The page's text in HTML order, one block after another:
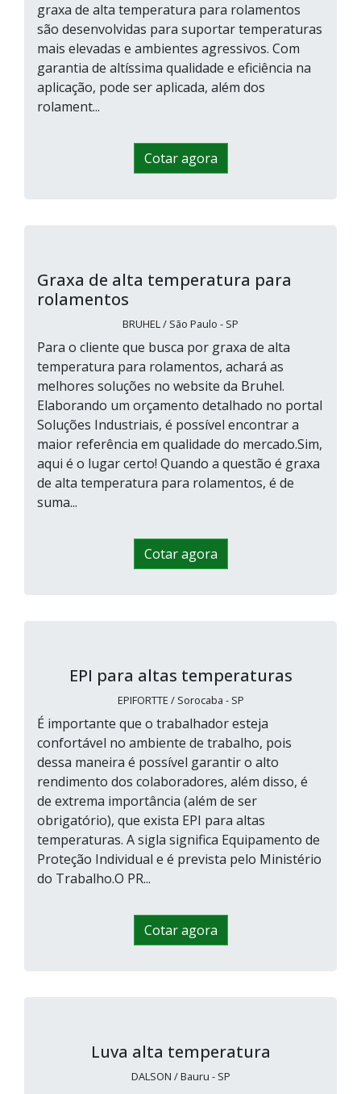
graxa de alta temperatura para rolamentos
são desenvolvidas para suportar temperaturas
mais elevadas e ambientes agressivos. Com
garantia de altíssima qualidade e eficiência na
aplicação, pode ser aplicada, além dos
rolament...
Cotar agora
Graxa de alta temperatura para
rolamentos
BRUHEL / São Paulo - SP
Para o cliente que busca por graxa de alta
temperatura para rolamentos, achará as
melhores soluções no website da Bruhel.
Elaborando um orçamento detalhado no portal
Soluções Industriais, é possível encontrar a
maior referência em qualidade do mercado.Sim,
aqui é o lugar certo! Quando a questão é graxa
de alta temperatura para rolamentos, é de
suma...
Cotar agora
EPI para altas temperaturas
EPIFORTTE / Sorocaba - SP
É importante que o trabalhador esteja
confortável no ambiente de trabalho, pois
dessa maneira é possível garantir o alto
rendimento dos colaboradores, além disso, é
de extrema importância (além de ser
obrigatório), que exista EPI para altas
temperaturas. A sigla significa Equipamento de
Proteção Individual e é prevista pelo Ministério
do Trabalho.O PR...
Cotar agora
Luva alta temperatura
DALSON / Bauru - SP